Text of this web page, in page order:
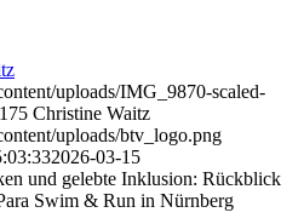
uploads/IMG_9870-scaled-
Christine Waitz
uploads/btv_logo.png
2026-03-15
und gelebte Inklusion: Rückblick
Swim & Run in Nürnberg